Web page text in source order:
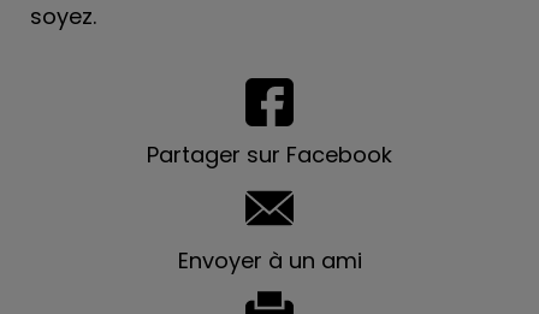
soyez.
Partager sur Facebook
Envoyer à un ami